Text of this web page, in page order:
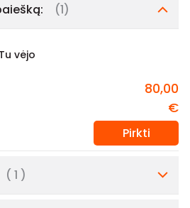
(1)
vėjo
80,00
€
Pirkti
( 1 )